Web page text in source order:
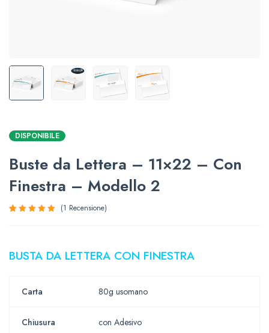
DISPONIBILE
Buste da Lettera – 11×22 – Con
Finestra – Modello 2
base di
recensioni
1 Recensione
BUSTA DA LETTERA CON FINESTRA
Carta 80g usomano
Chiusura con Adesivo